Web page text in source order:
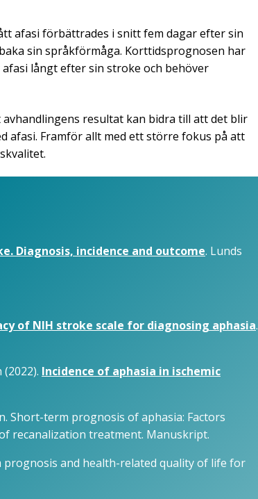
afasi förbättrades i snitt fem dagar efter sin
sin språkförmåga. Korttidsprognosen har
långt efter sin stroke och behöver
resultat kan bidra till att det blir
afasi. Framför allt med ett större fokus på att
Diagnosis, incidence and outcome. Lunds
of NIH stroke scale for diagnosing aphasia.
Incidence of aphasia in ischemic
Short-term prognosis of aphasia: Factors
recanalization treatment. Manuskript.
prognosis and health-related quality of life for